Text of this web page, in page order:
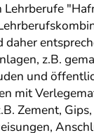
z.B.
und
mit
Zement,